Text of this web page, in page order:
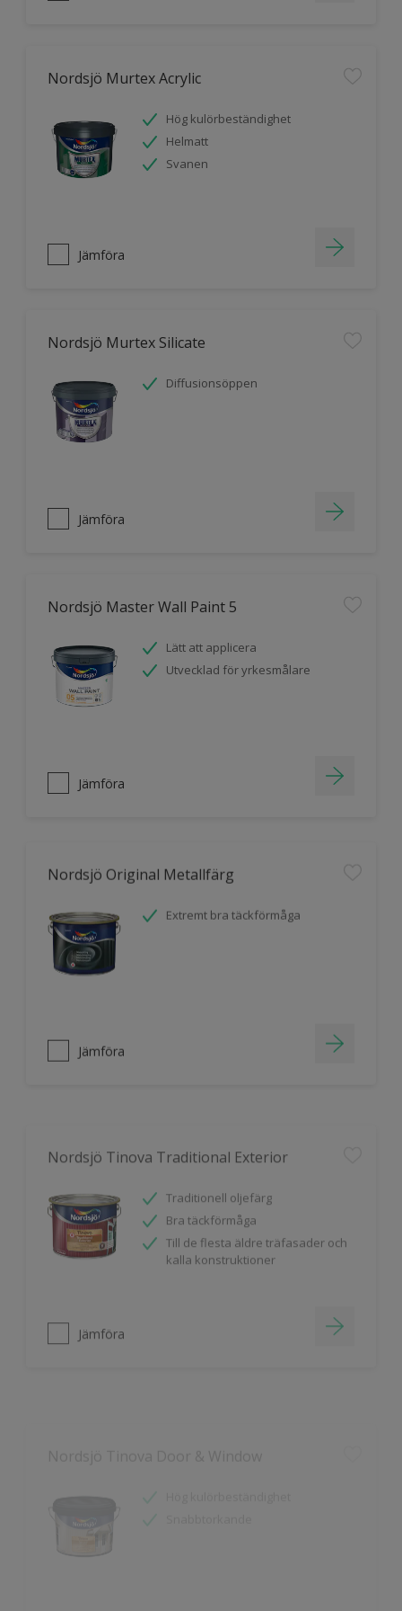
Nordsjö Murtex Acrylic
Hög kulörbeständighet
Helmatt
Svanen
Jämföra
Nordsjö Murtex Silicate
Diffusionsöppen
Jämföra
Nordsjö Master Wall Paint 5
Lätt att applicera
Utvecklad för yrkesmålare
Jämföra
Nordsjö Original Metallfärg
Extremt bra täckförmåga
Jämföra
Bra täckförmåga
Till de flesta äldre träfasader och
kalla konstruktioner